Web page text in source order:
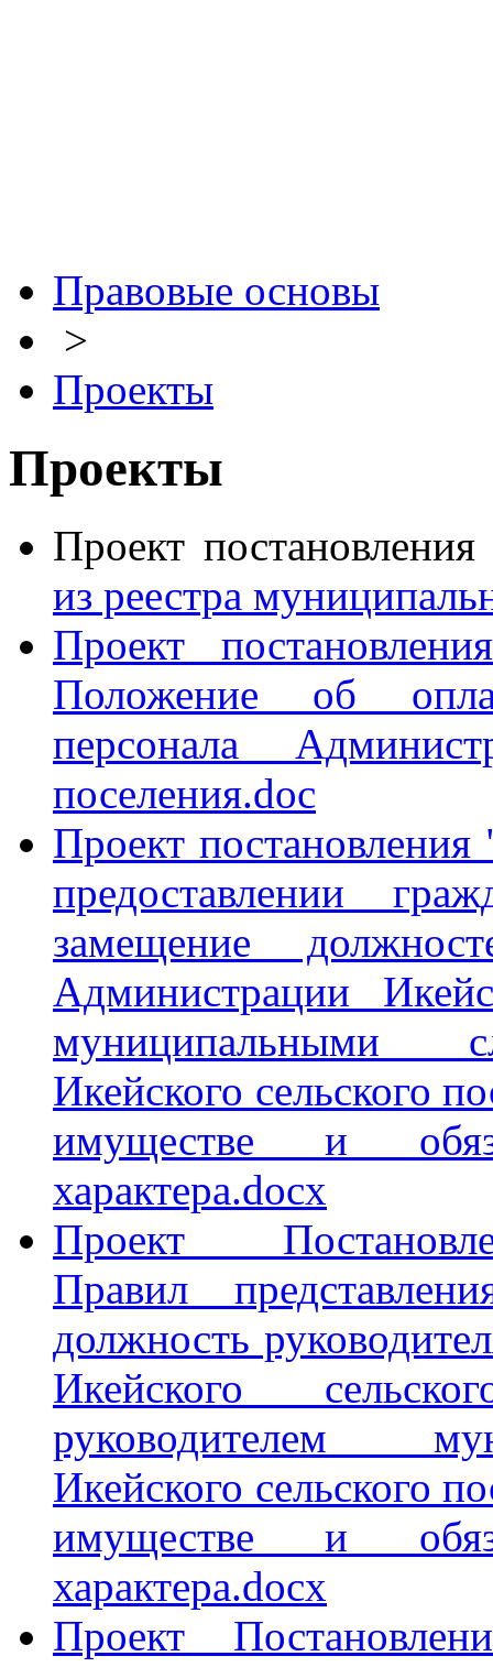
Правовые основы
>
Проекты
Проекты
Проект
из реестра
Проект
Положение об
персонала
поселения.doc
Проект
предоставлении
замещение
Администрации
муниципальными
Икейского сельского
имуществе и
характера.docx
Проект
Правил
должность
Икейского
руководителем
Икейского сельского
имуществе и
характера.docx
Проект